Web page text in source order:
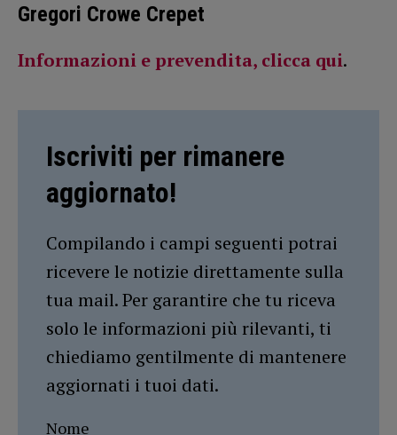
Gregori Crowe Crepet
Informazioni e prevendita, clicca qui.
Iscriviti per rimanere
aggiornato!
Compilando i campi seguenti potrai
ricevere le notizie direttamente sulla
tua mail. Per garantire che tu riceva
solo le informazioni più rilevanti, ti
chiediamo gentilmente di mantenere
aggiornati i tuoi dati.
Nome